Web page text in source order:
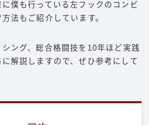
僕も行っている左フックのコンビ
法もご紹介しています。
ング、総合格闘技を10年ほど実践
解説しますので、ぜひ参考にして